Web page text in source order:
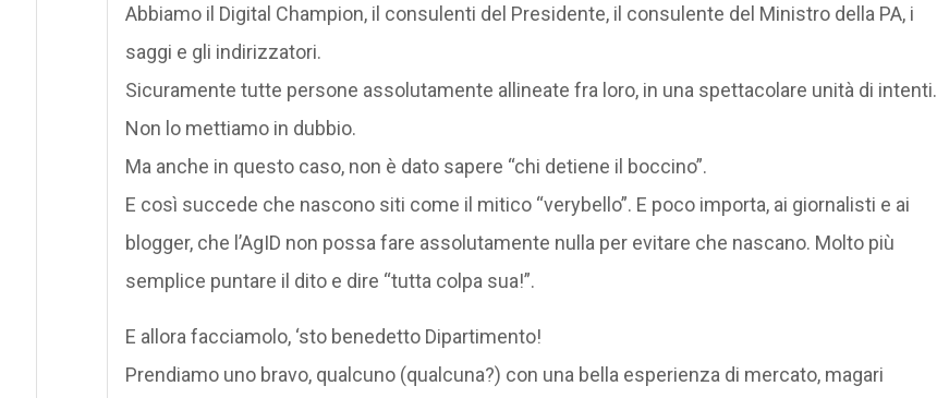
Abbiamo il Digital Champion, il consulenti del Presidente, il consulente del Ministro della PA, i
saggi e gli indirizzatori.
Sicuramente tutte persone assolutamente allineate fra loro, in una spettacolare unità di intenti.
Non lo mettiamo in dubbio.
Ma anche in questo caso, non è dato sapere “chi detiene il boccino”.
E così succede che nascono siti come il mitico “verybello”. E poco importa, ai giornalisti e ai
blogger, che l’AgID non possa fare assolutamente nulla per evitare che nascano. Molto più
semplice puntare il dito e dire “tutta colpa sua!”.
E allora facciamolo, ‘sto benedetto Dipartimento!
Prendiamo uno bravo, qualcuno (qualcuna?) con una bella esperienza di mercato, magari